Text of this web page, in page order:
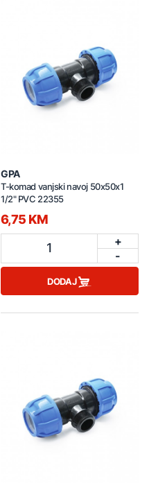
GPA
T-komad vanjski navoj 50x50x1
1/2" PVC 22355
6,75 KM
1
+
-
DODAJ